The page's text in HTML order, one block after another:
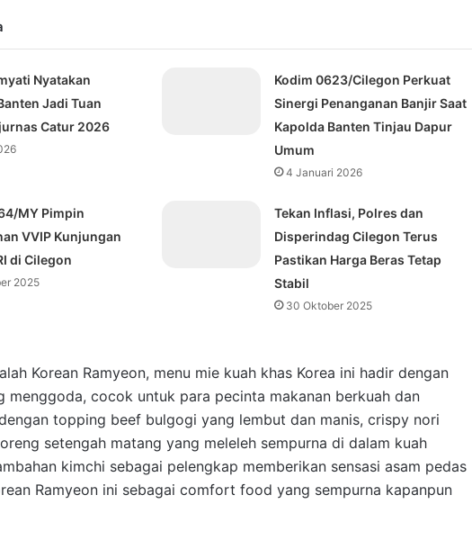
Nyatakan
Jadi Tuan
Catur 2026
Kodim 0623/Cilegon Perkuat
Sinergi Penanganan Banjir Saat
Kapolda Banten Tinjau Dapur
Umum
4 Januari 2026
MY Pimpin
VVIP Kunjungan
di Cilegon
2025
‎Tekan Inflasi, Polres dan
Disperindag Cilegon Terus
Pastikan Harga Beras Tetap
Stabil
30 Oktober 2025
Korean Ramyeon, menu mie kuah khas Korea ini hadir dengan
menggoda, cocok untuk para pecinta makanan berkuah dan
topping beef bulgogi yang lembut dan manis, crispy nori
setengah matang yang meleleh sempurna di dalam kuah
kimchi sebagai pelengkap memberikan sensasi asam pedas
Ramyeon ini sebagai comfort food yang sempurna kapanpun